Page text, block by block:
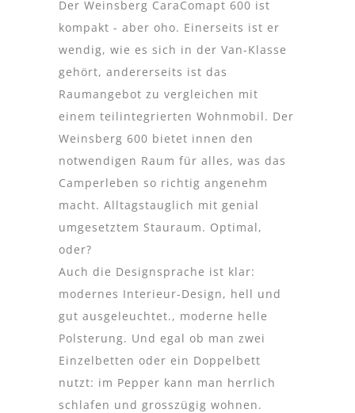
Der Weinsberg CaraComapt 600 ist
kompakt - aber oho. Einerseits ist er
wendig, wie es sich in der Van-Klasse
gehört, andererseits ist das
Raumangebot zu vergleichen mit
einem teilintegrierten Wohnmobil. Der
Weinsberg 600 bietet innen den
notwendigen Raum für alles, was das
Camperleben so richtig angenehm
macht. Alltagstauglich mit genial
umgesetztem Stauraum. Optimal,
oder?
Auch die Designsprache ist klar:
modernes Interieur-Design, hell und
gut ausgeleuchtet., moderne helle
Polsterung. Und egal ob man zwei
Einzelbetten oder ein Doppelbett
nutzt: im Pepper kann man herrlich
schlafen und grosszügig wohnen.